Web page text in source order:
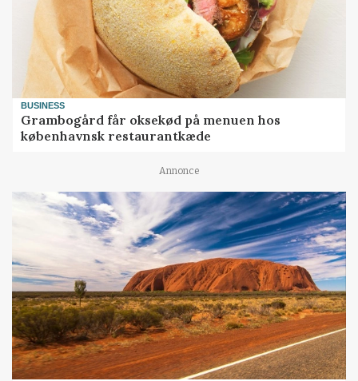
BUSINESS
Grambogård får oksekød på menuen hos
københavnsk restaurantkæde
Annonce